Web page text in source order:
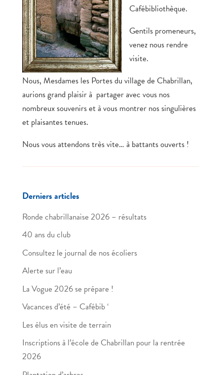
Cafébibliothèque.
Gentils promeneurs,
venez nous rendre
visite.
Nous, Mesdames les Portes du village de Chabrillan,
aurions grand plaisir à partager avec vous nos
nombreux souvenirs et à vous montrer nos singulières
et plaisantes tenues.
Nous vous attendons très vite… à battants ouverts !
Derniers articles
Ronde chabrillanaise 2026 – résultats
40 ans du club
Consultez le journal de nos écoliers
Alerte sur l’eau
La Vogue 2026 se prépare !
Vacances d’été – Cafébib ‘
Les élus en visite de terrain
Inscriptions à l’école de Chabrillan pour la rentrée
2026